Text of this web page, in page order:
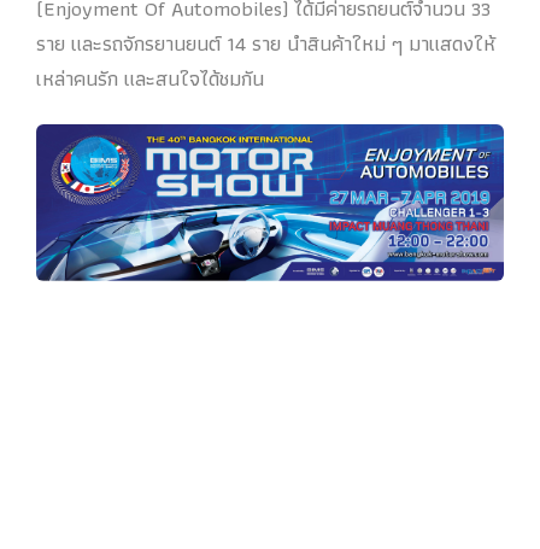
(Enjoyment Of Automobiles) ได้มีค่ายรถยนต์จำนวน 33
ราย และรถจักรยานยนต์ 14 ราย นำสินค้าใหม่ ๆ มาแสดงให้
เหล่าคนรัก และสนใจได้ชมกัน